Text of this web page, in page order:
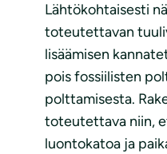
Lähtökohtaisesti
toteutettavan
lisäämisen
pois fossiilisten
polttamisesta.
toteutettava niin,
luontokatoa ja